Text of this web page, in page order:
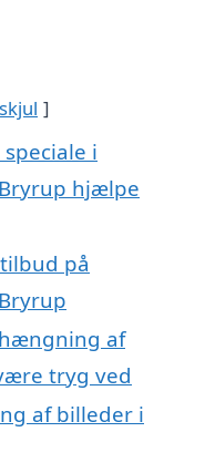
skjul
i
hjælpe
på
af
tryg ved
af billeder i